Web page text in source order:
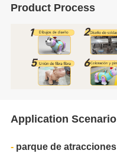
Product Process
Application Scenario
parque de atracciones